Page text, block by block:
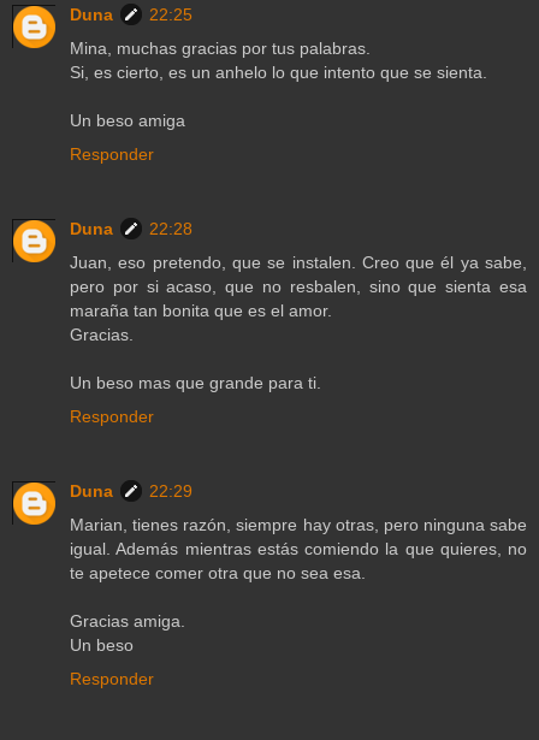
Duna
22:25
Mina, muchas gracias por tus palabras.
Si, es cierto, es un anhelo lo que intento que se sienta.
Un beso amiga
Responder
Duna
22:28
Juan, eso pretendo, que se instalen. Creo que él ya sabe,
pero por si acaso, que no resbalen, sino que sienta esa
maraña tan bonita que es el amor.
Gracias.
Un beso mas que grande para ti.
Responder
Duna
22:29
Marian, tienes razón, siempre hay otras, pero ninguna sabe
igual. Además mientras estás comiendo la que quieres, no
te apetece comer otra que no sea esa.
Gracias amiga.
Un beso
Responder